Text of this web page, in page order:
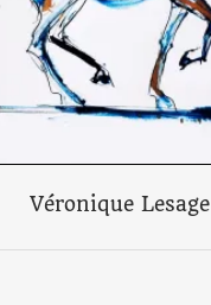
Véronique Lesage